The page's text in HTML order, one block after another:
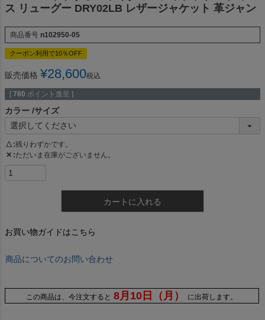
ス リューグー DRY02LB レザージャケット 革ジャン
商品番号 n102950-05
クーポン利用で10％OFF
販売価格 ¥28,600税込
[ 780 ポイント進呈 ]
カラー サイズ
△ 残りわずかです。
✕ ただいま在庫がございません。
カートに入れる
お買い物ガイドはこちら
商品についてのお問い合わせ